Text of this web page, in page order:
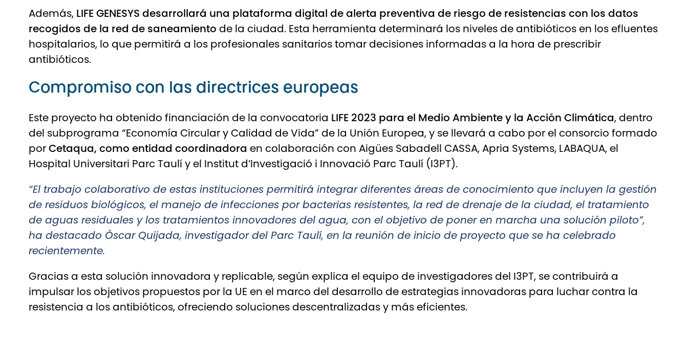
Además, LIFE GENESYS desarrollará una plataforma digital de alerta preventiva de riesgo de resistencias con los datos
recogidos de la red de saneamiento de la ciudad. Esta herramienta determinará los niveles de antibióticos en los efluentes
hospitalarios, lo que permitirá a los profesionales sanitarios tomar decisiones informadas a la hora de prescribir
antibióticos.
Compromiso con las directrices europeas
Este proyecto ha obtenido financiación de la convocatoria LIFE 2023 para el Medio Ambiente y la Acción Climática, dentro
del subprograma “Economía Circular y Calidad de Vida” de la Unión Europea, y se llevará a cabo por el consorcio formado
porCetaqua, como entidad coordinadora en colaboración con Aigües Sabadell CASSA, Apria Systems, LABAQUA, el
Hospital Universitari Parc Taulí y el Institut d’Investigació i Innovació Parc Taulí (I3PT).
“El trabajo colaborativo de estas instituciones permitirá integrar diferentes áreas de conocimiento que incluyen la gestión
de residuos biológicos, el manejo de infecciones por bacterias resistentes, la red de drenaje de la ciudad, el tratamiento
de aguas residuales y los tratamientos innovadores del agua, con el objetivo de poner en marcha una solución piloto”,
ha destacado Òscar Quijada, investigador del Parc Taulí, en la reunión de inicio de proyecto que se ha celebrado
recientemente.
Gracias a esta solución innovadora y replicable, según explica el equipo de investigadores del I3PT, se contribuirá a
impulsar los objetivos propuestos por la UE en el marco del desarrollo de estrategias innovadoras para luchar contra la
resistencia a los antibióticos, ofreciendo soluciones descentralizadas y más eficientes.